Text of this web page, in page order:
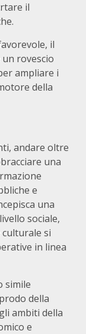
il
il
rovescio
ampliare i
della
andare oltre
una
e
una
sociale,
si
in linea
simile
della
ambiti della
e